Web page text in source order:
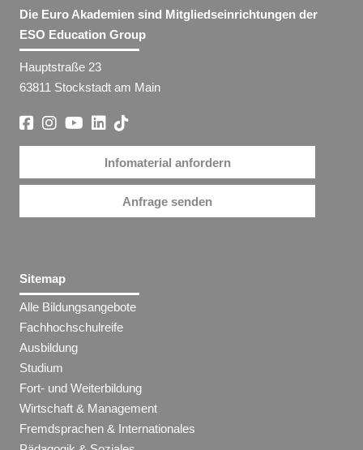
Die Euro Akademien sind Mitgliedseinrichtungen der
ESO Education Group
Hauptstraße 23
63811 Stockstadt am Main
Infomaterial anfordern
Anfrage senden
Sitemap
Alle Bildungsangebote
Fachhochschulreife
Ausbildung
Studium
Fort- und Weiterbildung
Wirtschaft & Management
Fremdsprachen & Internationales